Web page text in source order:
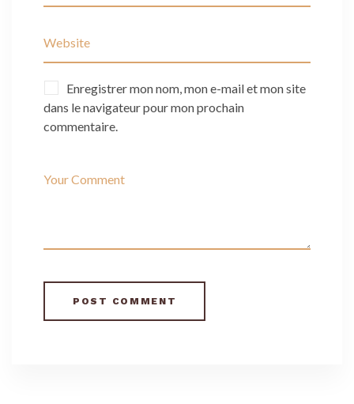
Enregistrer mon nom, mon e-mail et mon site
dans le navigateur pour mon prochain
commentaire.